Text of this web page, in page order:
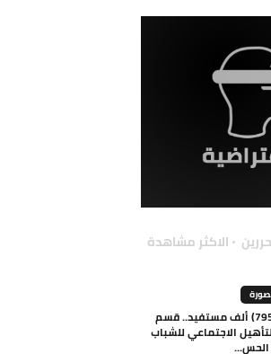
الاكثر مشاهدة
بأكثر من (795) ألف مستفيد.. قسم
الاجتماعي للشباب